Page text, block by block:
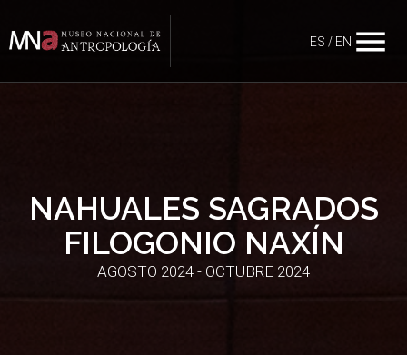
ES / EN menu
NAHUALES SAGRADOS
FILOGONIO NAXÍN
AGOSTO 2024 - OCTUBRE 2024